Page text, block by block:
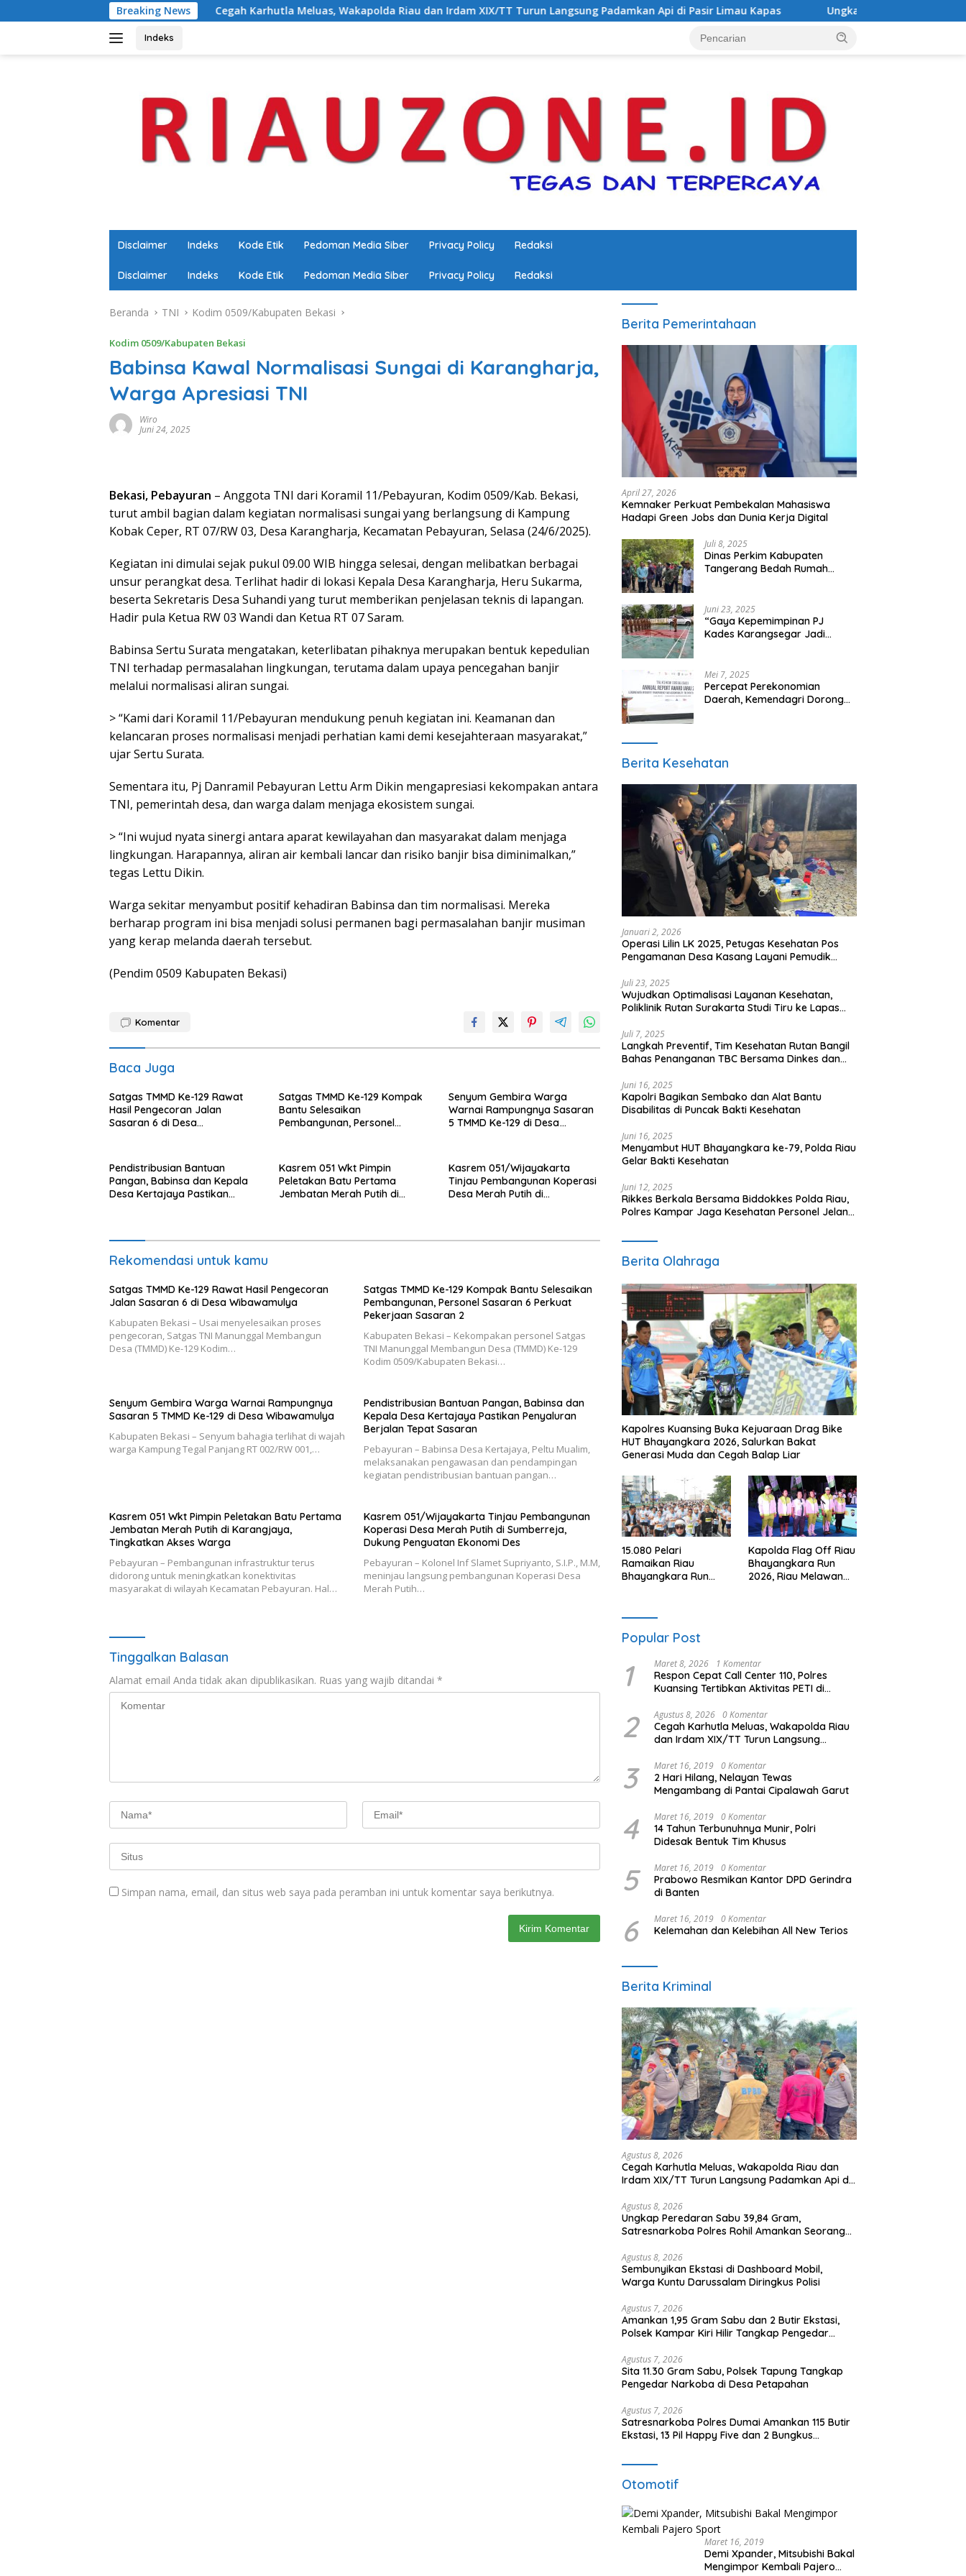
ke
Breaking News
Cegah Karhutla Meluas, Wakapolda Riau dan Irdam XIX/TT Turun Langsung Padamkan Api di Pasir Limau Kapas Ungkap Peredaran Sabu 39,84 Gram,
Indeks
Disclaimer Indeks Kode Etik Pedoman Media Siber Privacy Policy Redaksi
Disclaimer Indeks Kode Etik Pedoman Media Siber Privacy Policy Redaksi
Beranda TNI Kodim 0509/Kabupaten Bekasi
Kodim 0509/Kabupaten Bekasi
Babinsa Kawal Normalisasi Sungai di Karangharja,
Warga Apresiasi TNI
Wiro
Juni 24, 2025
Bekasi, Pebayuran – Anggota TNI dari Koramil 11/Pebayuran, Kodim 0509/Kab. Bekasi,
turut ambil bagian dalam kegiatan normalisasi sungai yang berlangsung di Kampung
Kobak Ceper, RT 07/RW 03, Desa Karangharja, Kecamatan Pebayuran, Selasa (24/6/2025).
Kegiatan ini dimulai sejak pukul 09.00 WIB hingga selesai, dengan melibatkan berbagai
unsur perangkat desa. Terlihat hadir di lokasi Kepala Desa Karangharja, Heru Sukarma,
beserta Sekretaris Desa Suhandi yang turut memberikan penjelasan teknis di lapangan.
Hadir pula Ketua RW 03 Wandi dan Ketua RT 07 Saram.
Babinsa Sertu Surata mengatakan, keterlibatan pihaknya merupakan bentuk kepedulian
TNI terhadap permasalahan lingkungan, terutama dalam upaya pencegahan banjir
melalui normalisasi aliran sungai.
> “Kami dari Koramil 11/Pebayuran mendukung penuh kegiatan ini. Keamanan dan
kelancaran proses normalisasi menjadi perhatian kami demi kesejahteraan masyarakat,”
ujar Sertu Surata.
Sementara itu, Pj Danramil Pebayuran Lettu Arm Dikin mengapresiasi kekompakan antara
TNI, pemerintah desa, dan warga dalam menjaga ekosistem sungai.
> “Ini wujud nyata sinergi antara aparat kewilayahan dan masyarakat dalam menjaga
lingkungan. Harapannya, aliran air kembali lancar dan risiko banjir bisa diminimalkan,”
tegas Lettu Dikin.
Warga sekitar menyambut positif kehadiran Babinsa dan tim normalisasi. Mereka
berharap program ini bisa menjadi solusi permanen bagi permasalahan banjir musiman
yang kerap melanda daerah tersebut.
(Pendim 0509 Kabupaten Bekasi)
Komentar
Baca Juga
Satgas TMMD Ke-129 Rawat
Hasil Pengecoran Jalan
Sasaran 6 di Desa
Satgas TMMD Ke-129 Kompak
Bantu Selesaikan
Pembangunan, Personel
Senyum Gembira Warga
Warnai Rampungnya Sasaran
5 TMMD Ke-129 di Desa
Pendistribusian Bantuan
Pangan, Babinsa dan Kepala
Desa Kertajaya Pastikan
Kasrem 051 Wkt Pimpin
Peletakan Batu Pertama
Jembatan Merah Putih di
Kasrem 051/Wijayakarta
Tinjau Pembangunan Koperasi
Desa Merah Putih di
Rekomendasi untuk kamu
Satgas TMMD Ke-129 Rawat Hasil Pengecoran
Jalan Sasaran 6 di Desa Wibawamulya
Kabupaten Bekasi – Usai menyelesaikan proses
pengecoran, Satgas TNI Manunggal Membangun
Desa (TMMD) Ke-129 Kodim…
Satgas TMMD Ke-129 Kompak Bantu Selesaikan
Pembangunan, Personel Sasaran 6 Perkuat
Pekerjaan Sasaran 2
Kabupaten Bekasi – Kekompakan personel Satgas
TNI Manunggal Membangun Desa (TMMD) Ke-129
Kodim 0509/Kabupaten Bekasi…
Senyum Gembira Warga Warnai Rampungnya
Sasaran 5 TMMD Ke-129 di Desa Wibawamulya
Kabupaten Bekasi – Senyum bahagia terlihat di wajah
warga Kampung Tegal Panjang RT 002/RW 001,…
Pendistribusian Bantuan Pangan, Babinsa dan
Kepala Desa Kertajaya Pastikan Penyaluran
Berjalan Tepat Sasaran
Pebayuran – Babinsa Desa Kertajaya, Peltu Mualim,
melaksanakan pengawasan dan pendampingan
kegiatan pendistribusian bantuan pangan…
Kasrem 051 Wkt Pimpin Peletakan Batu Pertama
Jembatan Merah Putih di Karangjaya,
Tingkatkan Akses Warga
Pebayuran – Pembangunan infrastruktur terus
didorong untuk meningkatkan konektivitas
masyarakat di wilayah Kecamatan Pebayuran. Hal…
Kasrem 051/Wijayakarta Tinjau Pembangunan
Koperasi Desa Merah Putih di Sumberreja,
Dukung Penguatan Ekonomi Des
Pebayuran – Kolonel Inf Slamet Supriyanto, S.I.P., M.M,
meninjau langsung pembangunan Koperasi Desa
Merah Putih…
Tinggalkan Balasan
Alamat email Anda tidak akan dipublikasikan. Ruas yang wajib ditandai *
Simpan nama, email, dan situs web saya pada peramban ini untuk komentar saya berikutnya.
Berita Pemerintahaan
April 27, 2026
Kemnaker Perkuat Pembekalan Mahasiswa
Hadapi Green Jobs dan Dunia Kerja Digital
Juli 8, 2025
Dinas Perkim Kabupaten
Tangerang Bedah Rumah
Juni 23, 2025
“Gaya Kepemimpinan PJ
Kades Karangsegar Jadi
Mei 7, 2025
Percepat Perekonomian
Daerah, Kemendagri Dorong
Berita Kesehatan
Januari 2, 2026
Operasi Lilin LK 2025, Petugas Kesehatan Pos
Pengamanan Desa Kasang Layani Pemudik
Juli 23, 2025
Wujudkan Optimalisasi Layanan Kesehatan,
Poliklinik Rutan Surakarta Studi Tiru ke Lapas
Juli 7, 2025
Langkah Preventif, Tim Kesehatan Rutan Bangil
Bahas Penanganan TBC Bersama Dinkes dan
Juni 16, 2025
Kapolri Bagikan Sembako dan Alat Bantu
Disabilitas di Puncak Bakti Kesehatan
Juni 16, 2025
Menyambut HUT Bhayangkara ke-79, Polda Riau
Gelar Bakti Kesehatan
Juni 12, 2025
Rikkes Berkala Bersama Biddokkes Polda Riau,
Polres Kampar Jaga Kesehatan Personel Jelang
Berita Olahraga
Kapolres Kuansing Buka Kejuaraan Drag Bike
HUT Bhayangkara 2026, Salurkan Bakat
Generasi Muda dan Cegah Balap Liar
15.080 Pelari
Ramaikan Riau
Bhayangkara Run
Karhutla
Kapolda Flag Off Riau
Bhayangkara Run
2026, Riau Melawan
Popular Post
1 Maret 8, 2026 1 Komentar
Respon Cepat Call Center 110, Polres
Kuansing Tertibkan Aktivitas PETI di
2 Agustus 8, 2026 0 Komentar
Cegah Karhutla Meluas, Wakapolda Riau
dan Irdam XIX/TT Turun Langsung
3 Maret 16, 2019 0 Komentar
2 Hari Hilang, Nelayan Tewas
Mengambang di Pantai Cipalawah Garut
4 Maret 16, 2019 0 Komentar
14 Tahun Terbunuhnya Munir, Polri
Didesak Bentuk Tim Khusus
5 Maret 16, 2019 0 Komentar
Prabowo Resmikan Kantor DPD Gerindra
di Banten
6 Maret 16, 2019 0 Komentar
Kelemahan dan Kelebihan All New Terios
Berita Kriminal
Agustus 8, 2026
Cegah Karhutla Meluas, Wakapolda Riau dan
Irdam XIX/TT Turun Langsung Padamkan Api di
Agustus 8, 2026
Ungkap Peredaran Sabu 39,84 Gram,
Satresnarkoba Polres Rohil Amankan Seorang
Agustus 8, 2026
Sembunyikan Ekstasi di Dashboard Mobil,
Warga Kuntu Darussalam Diringkus Polisi
Agustus 7, 2026
Amankan 1,95 Gram Sabu dan 2 Butir Ekstasi,
Polsek Kampar Kiri Hilir Tangkap Pengedar
Agustus 7, 2026
Sita 11.30 Gram Sabu, Polsek Tapung Tangkap
Pengedar Narkoba di Desa Petapahan
Agustus 7, 2026
Satresnarkoba Polres Dumai Amankan 115 Butir
Ekstasi, 13 Pil Happy Five dan 2 Bungkus
Otomotif
Maret 16, 2019
Demi Xpander, Mitsubishi Bakal
Mengimpor Kembali Pajero